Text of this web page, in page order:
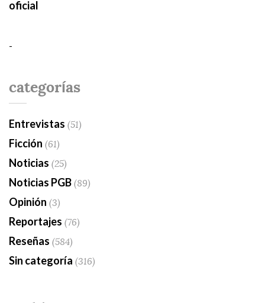
oficial
-
categorías
Entrevistas (51)
Ficción (61)
Noticias (25)
Noticias PGB(89)
Opinión (3)
Reportajes (76)
Reseñas (584)
Sin categoría (316)